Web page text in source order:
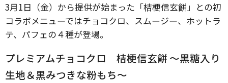
3月1日（金）から提供が始まった「桔梗信玄餅」との初
コラボメニューではチョコクロ、スムージー、ホットラ
テ、パフェの４種が登場。
プレミアムチョコクロ 桔梗信玄餅 ～黒糖入り
生地＆黒みつきな粉もち～